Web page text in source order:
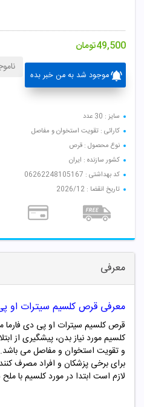
49,500تومان
موجود شد به من خبر بده
سایز : 30 عدد
کارائی : تقویت استخوان و مفاصل
نوع محصول : قرص
کشور سازنده : ایران
کد بهداشتی : 06262248105167
تاریخ انقضا : 2026/12
معرفی
معرفی قرص کلسیم سیترات او
قرص کلسیم سیترات او پی دی
کلسیم مورد نیاز بدن، پیشگیری از
و تقویت استخوان و مفاصل می باشد.
برای برخی پزشکان و افراد مصرف
لازم است ابتدا در مورد کلسیم با